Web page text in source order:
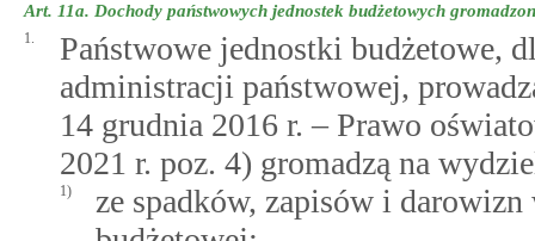
Art. 11a. Dochody państwowych jednostek budżetowych
1.
Państwowe jednostki budżetowe,
administracji państwowej,
14 grudnia 2016 r. – Prawo
2021 r. poz. 4) gromadzą na
1)
ze spadków, zapisów i